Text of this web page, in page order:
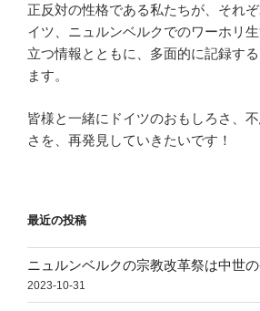
正反対の性格である私たちが、それ
イツ、ニュルンベルクでのワーホリ
立つ情報とともに、多面的に記録す
ます。
皆様と一緒にドイツのおもしろさ、
さを、再発見していきたいです！
最近の投稿
ニュルンベルクの宗教改革祭は中世の
2023-10-31